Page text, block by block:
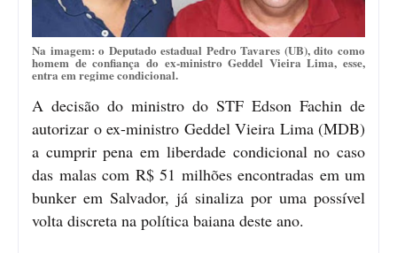
Na imagem: o Deputado estadual Pedro Tavares (UB), dito como
homem de confiança do ex-ministro Geddel Vieira Lima, esse,
entra em regime condicional.
A decisão do ministro do STF Edson Fachin de
autorizar o ex-ministro Geddel Vieira Lima (MDB)
a cumprir pena em liberdade condicional no caso
das malas com R$ 51 milhões encontradas em um
bunker em Salvador, já sinaliza por uma possível
volta discreta na política baiana deste ano.